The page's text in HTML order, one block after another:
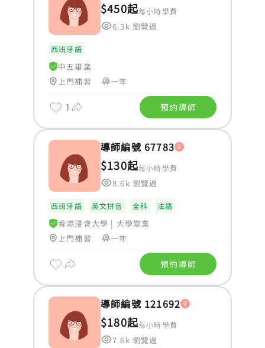
$450起每小時學費
6.3k 瀏覽過
西班牙語
中五畢業
上門補習
一年
1 預約導師
導師編號 67783
$130起每小時學費
8.6k 瀏覽過
西班牙語 英文拼音 全科 法語
香港浸會大學 | 大學畢業
上門補習
一年
預約導師
導師編號 121692
$180起每小時學費
7.6k 瀏覽過